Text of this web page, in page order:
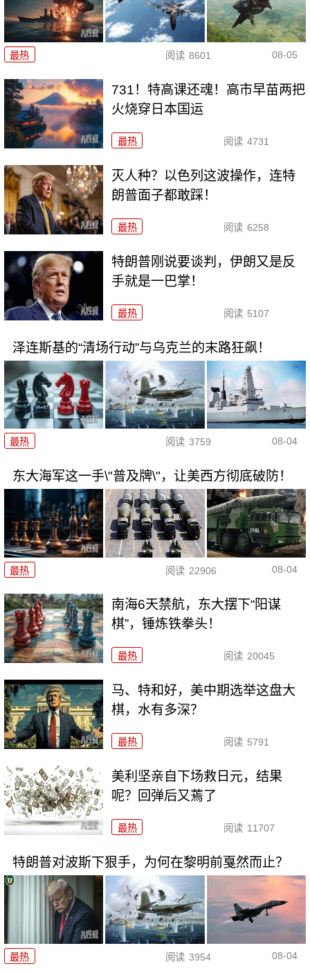
最热 阅读 8601 08-05
731！特高课还魂！高市早苗两把
火烧穿日本国运
最热 阅读 4731
灭人种？以色列这波操作，连特
朗普面子都敢踩！
最热 阅读 6258
特朗普刚说要谈判，伊朗又是反
手就是一巴掌！
最热 阅读 5107
泽连斯基的“清场行动”与乌克兰的末路狂飙！
最热 阅读 3759 08-04
东大海军这一手\"普及牌\"，让美西方彻底破防！
最热 阅读 22906 08-04
南海6天禁航，东大摆下“阳谋
棋”，锤炼铁拳头！
最热 阅读 20045
马、特和好，美中期选举这盘大
棋，水有多深？
最热 阅读 5791
美利坚亲自下场救日元，结果
呢？回弹后又蔫了
最热 阅读 11707
特朗普对波斯下狠手，为何在黎明前戛然而止？
最热 阅读 3954 08-04